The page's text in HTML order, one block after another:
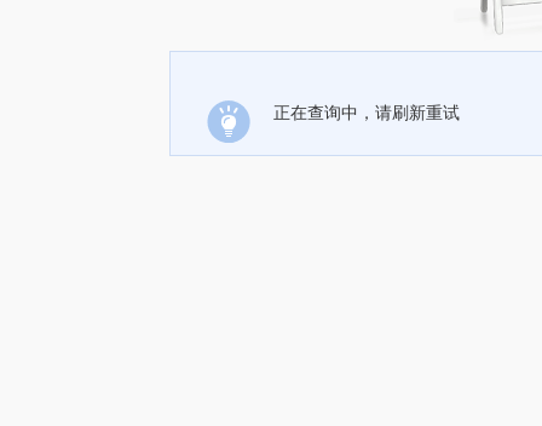
正在查询中，请刷新重试